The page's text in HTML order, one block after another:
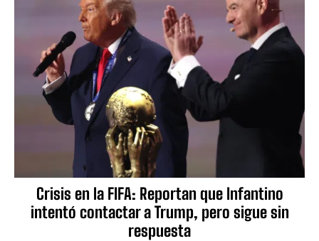
Crisis en la FIFA: Reportan que Infantino
intentó contactar a Trump, pero sigue sin
respuesta